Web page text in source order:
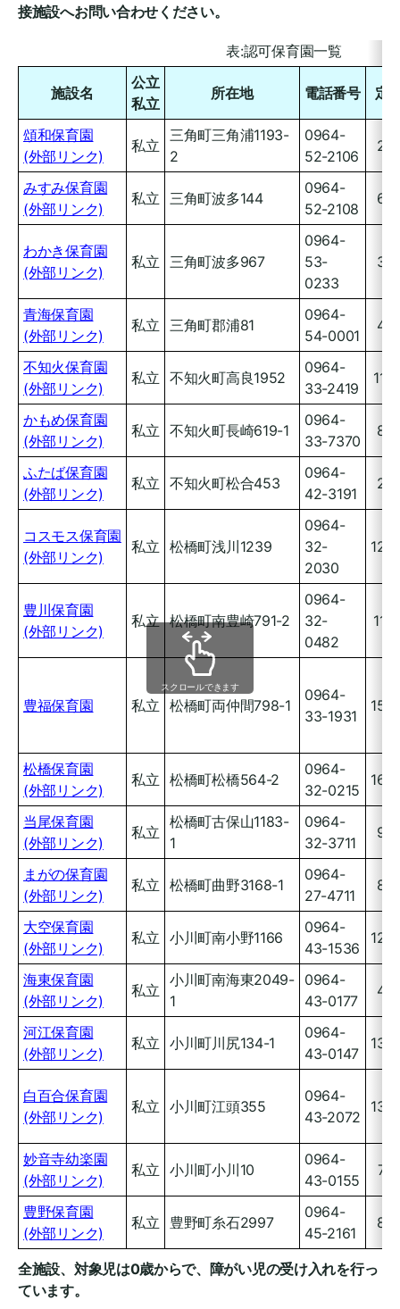
接施設へお問い合わせください。
表:認可保育園一覧
施設名
公立
私立
所在地 電話番号 定
頌和保育園
(外部リンク)
私立
三角町三角浦1193-
2
0964-
52-2106
20
みすみ保育園
(外部リンク)
私立 三角町波多144
0964-
52-2108
60
わかき保育園
(外部リンク)
私立 三角町波多967
0964-
53-
0233
30
青海保育園
(外部リンク)
私立 三角町郡浦81
0964-
54-0001
40
不知火保育園
(外部リンク)
私立 不知火町高良1952
0964-
33-2419
110
かもめ保育園
(外部リンク)
私立 不知火町長崎619-1
0964-
33-7370
80
ふたば保育園
(外部リンク)
私立 不知火町松合453
0964-
42-3191
25
コスモス保育園
(外部リンク)
私立 松橋町浅川1239
0964-
32-
2030
120
豊川保育園
(外部リンク)
私立 松橋町南豊崎791-2
0964-
32-
0482
110
豊福保育園 私立 松橋町両仲間798-1
0964-
33-1931
150
松橋保育園
(外部リンク)
私立 松橋町松橋564-2
0964-
32-0215
160
当尾保育園
(外部リンク)
私立
松橋町古保山1183-
1
0964-
32-3711
90
まがの保育園
(外部リンク)
私立 松橋町曲野3168-1
0964-
27-4711
80
大空保育園
(外部リンク)
私立 小川町南小野1166
0964-
43-1536
120
海東保育園
(外部リンク)
私立
小川町南海東2049-
1
0964-
43-0177
45
河江保育園
(外部リンク)
私立 小川町川尻134-1
0964-
43-0147
135
白百合保育園
(外部リンク)
私立 小川町江頭355
0964-
43-2072
130
妙音寺幼楽園
(外部リンク)
私立 小川町小川10
0964-
43-0155
70
豊野保育園
(外部リンク)
私立 豊野町糸石2997
0964-
45-2161
80
スクロールできます
全施設、対象児は0歳からで、障がい児の受け入れを行っ
ています。